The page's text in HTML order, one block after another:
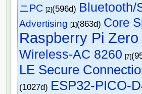
ニPC [2](596d) Bluetooth/
Advertising [1](863d) Core
Raspberry Pi Zero
Wireless-AC 8260 [7]
LE Secure
(1027d) ESP32-PICO-